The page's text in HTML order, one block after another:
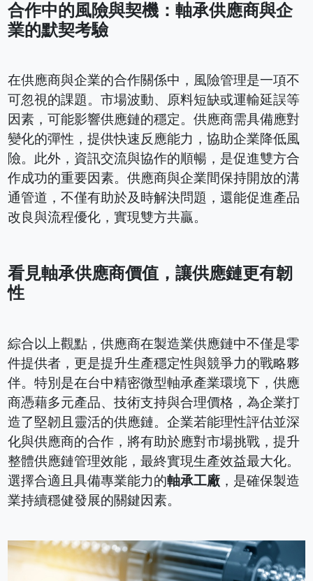
合作中的風險與契機：軸承供應商與企
業的默契考驗
在供應商與企業的合作關係中，風險管理是一項不
可忽視的課題。市場波動、原料短缺或運輸延誤等
因素，可能影響供應鏈的穩定。供應商需具備應對
變化的彈性，提供快速反應能力，協助企業降低風
險。此外，資訊交流與協作的順暢，是促進雙方合
作成功的重要因素。供應商與企業間保持開放的溝
通管道，不僅有助於及時解決問題，還能促進產品
改良與流程優化，實現雙方共贏。
看見軸承供應商價值，讓供應鏈更有韌
性
綜合以上觀點，供應商在製造業供應鏈中不僅是零
件提供者，更是提升生產穩定性與競爭力的戰略夥
伴。特別是在台中精密微型軸承產業環境下，供應
商憑藉多元產品、技術支持與合理價格，為企業打
造了堅韌且靈活的供應鏈。企業若能理性評估並深
化與供應商的合作，將有助於應對市場挑戰，提升
整體供應鏈管理效能，最終實現生產效益最大化。
選擇合適且具備專業能力的軸承工廠 ，是確保製造
業持續穩健發展的關鍵因素。